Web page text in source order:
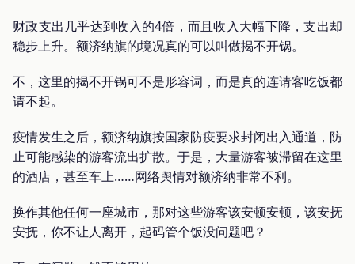
财政支出几乎达到收入的4倍，而且收入大幅下降，支出却
稳步上升。额济纳旗的境况真的可以叫做揭不开锅。
不，这里的揭不开锅可不是形容词，而是真的连请客吃饭都
请不起。
疫情发生之后，额济纳旗按国家防疫要求封闭出入通道，防
止可能感染的游客流出扩散。于是，大量游客被滞留在这里
的酒店，甚至车上……网络舆情对额济纳非常不利。
换作其他任何一座城市，那对这些游客该安顿安顿，该安抚
安抚，你不让人离开，起码管个饭没问题吧？